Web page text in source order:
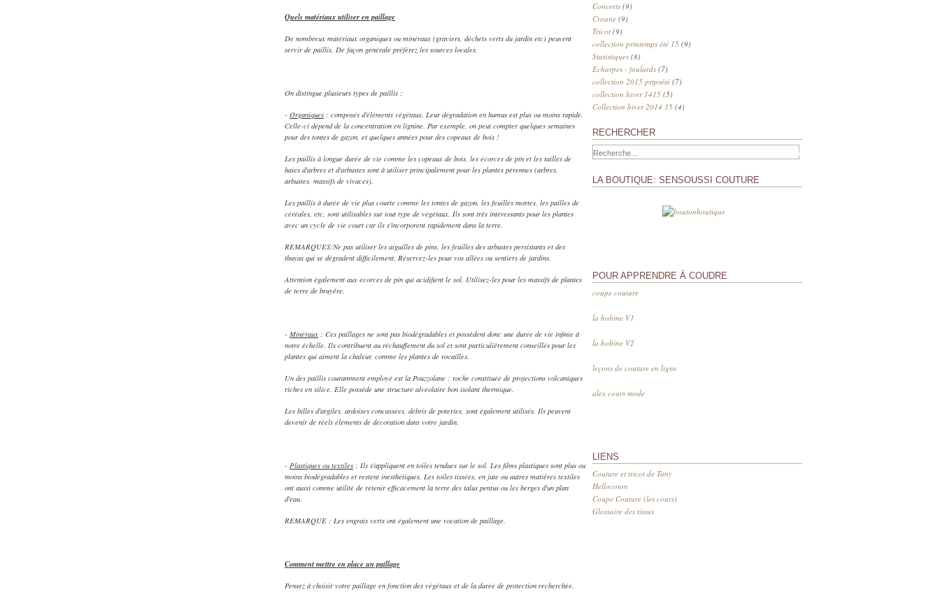
Quels matériaux utiliser en paillage
De nombreux matériaux organiques ou minéraux (graviers, déchets verts du jardin etc) peuvent
servir de paillis. De façon générale préférez les sources locales.
On distingue plusieurs types de paillis :
- Organiques : composés d'éléments végétaux. Leur dégradation en humus est plus ou moins rapide.
Celle-ci dépend de la concentration en lignine. Par exemple, on peut compter quelques semaines
pour des tontes de gazon, et quelques années pour des copeaux de bois !
Les paillis à longue durée de vie comme les copeaux de bois, les écorces de pin et les tailles de
haies d'arbres et d'arbustes sont à utiliser principalement pour les plantes pérennes (arbres,
arbustes, massifs de vivaces).
Les paillis à durée de vie plus courte comme les tontes de gazon, les feuilles mortes, les pailles de
céréales, etc, sont utilisables sur tout type de végétaux. Ils sont très intéressants pour les plantes
avec un cycle de vie court car ils s'incorporent rapidement dans la terre.
REMARQUES:Ne pas utiliser les aiguilles de pins, les feuilles des arbustes persistants et des
thuyas qui se dégradent difficilement. Réservez-les pour vos allées ou sentiers de jardins.
Attention également aux écorces de pin qui acidifient le sol. Utilisez-les pour les massifs de plantes
de terre de bruyère.
- Minéraux : Ces paillages ne sont pas biodégradables et possèdent donc une durée de vie infinie à
notre échelle. Ils contribuent au réchauffement du sol et sont particulièrement conseillés pour les
plantes qui aiment la chaleur, comme les plantes de rocailles.
Un des paillis couramment employé est la Pouzzolane : roche constituée de projections volcaniques
riches en silice. Elle possède une structure alvéolaire bon isolant thermique.
Les billes d'argiles, ardoises concassées, débris de poteries, sont également utilisés. Ils peuvent
devenir de réels éléments de décoration dans votre jardin.
- Plastiques ou textiles : Ils s'appliquent en toiles tendues sur le sol. Les films plastiques sont plus ou
moins biodégradables et restent inesthétiques. Les toiles tissées, en jute ou autres matières textiles
ont aussi comme utilité de retenir efficacement la terre des talus pentus ou les berges d'un plan
d'eau.
REMARQUE : Les engrais verts ont également une vocation de paillage.
Comment mettre en place un paillage
Pensez à choisir votre paillage en fonction des végétaux et de la durée de protection recherchée.
Concerts (9)
Croatie (9)
Tricot (9)
collection printemps été 15 (9)
Statistiques (8)
Echarpes - foulards (7)
collection 2015 prtpsété (7)
collection hiver 1415 (5)
Collection hiver 2014 15 (4)
RECHERCHER
LA BOUTIQUE: SENSOUSSI COUTURE
POUR APPRENDRE À COUDRE
coupe couture
la bobine V1
la bobine V2
leçons de couture en ligne
alex cours mode
LIENS
Couture et tricot de Tany
Hellocoton
Coupe Couture (les cours)
Glossaire des tissus